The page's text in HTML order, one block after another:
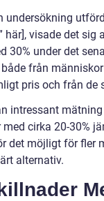
undersökning
här], visade det
30% under det
både från
pris och från de
intressant
cirka 20-30%
det möjligt för fler
alternativ.